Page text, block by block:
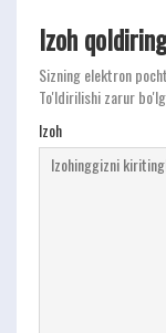
Izoh qoldiring
Sizning elektron
To'ldirilishi zarur
Izoh